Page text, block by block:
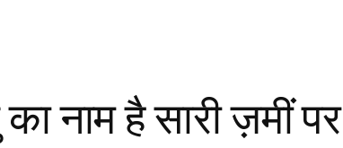
है सारी ज़मीं पर